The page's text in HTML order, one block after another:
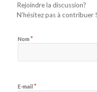
Rejoindre la discussion?
N’hésitez pas à contribuer !
Nom *
E-mail *